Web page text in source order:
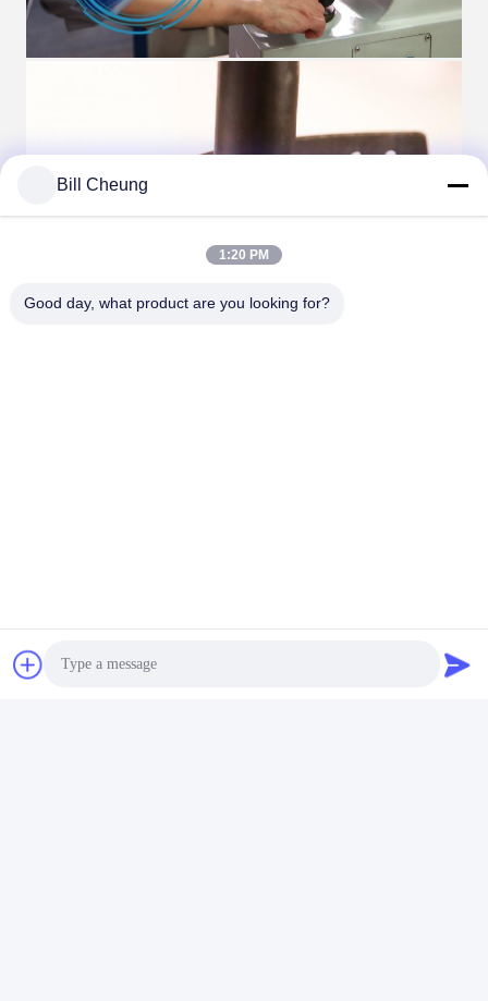
Bill Cheung
1:20 PM
Good day, what product are you looking for?